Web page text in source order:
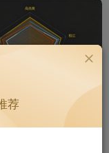
服颜色，与安全也
装
荐